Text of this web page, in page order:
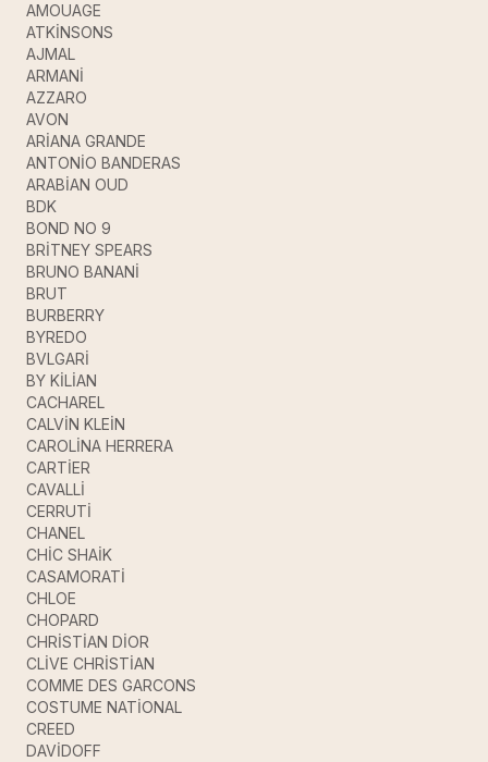
AMOUAGE
ATKİNSONS
AJMAL
ARMANİ
AZZARO
AVON
ARİANA GRANDE
ANTONİO BANDERAS
ARABİAN OUD
BDK
BOND NO 9
BRİTNEY SPEARS
BRUNO BANANİ
BRUT
BURBERRY
BYREDO
BVLGARİ
BY KİLİAN
CACHAREL
CALVİN KLEİN
CAROLİNA HERRERA
CARTİER
CAVALLİ
CERRUTİ
CHANEL
CHİC SHAİK
CASAMORATİ
CHLOE
CHOPARD
CHRİSTİAN DİOR
CLİVE CHRİSTİAN
COMME DES GARCONS
COSTUME NATİONAL
CREED
DAVİDOFF